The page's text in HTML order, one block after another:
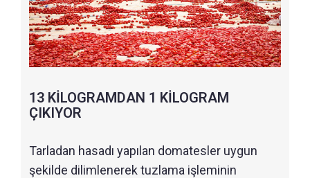
13 KİLOGRAMDAN 1 KİLOGRAM
ÇIKIYOR
Tarladan hasadı yapılan domatesler uygun
şekilde dilimlenerek tuzlama işleminin